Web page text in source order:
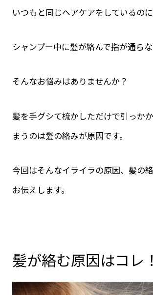
いつもと同じヘアケアをしているの
シャンプー中に髪が絡んで指が通ら
そんなお悩みはありませんか？
髪を手グシて梳かしただけで引っか
まうのは髪の絡みが原因です。
今回はそんなイライラの原因、髪の
お伝えします。
髪が絡む原因はコレ！